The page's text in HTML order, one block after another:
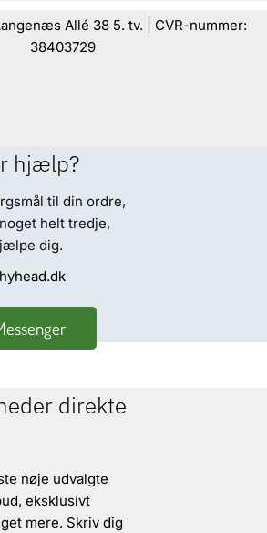
Allé 38 5. tv. | CVR-nummer:
38403729
hjælp?
til din ordre,
helt tredje,
dig.
direkte
nøje udvalgte
eksklusivt
mere. Skriv dig